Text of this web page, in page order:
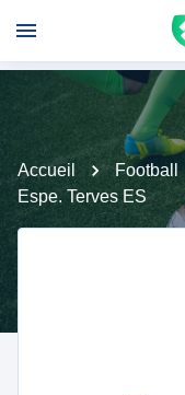
Accueil Football
Espe. Terves ES